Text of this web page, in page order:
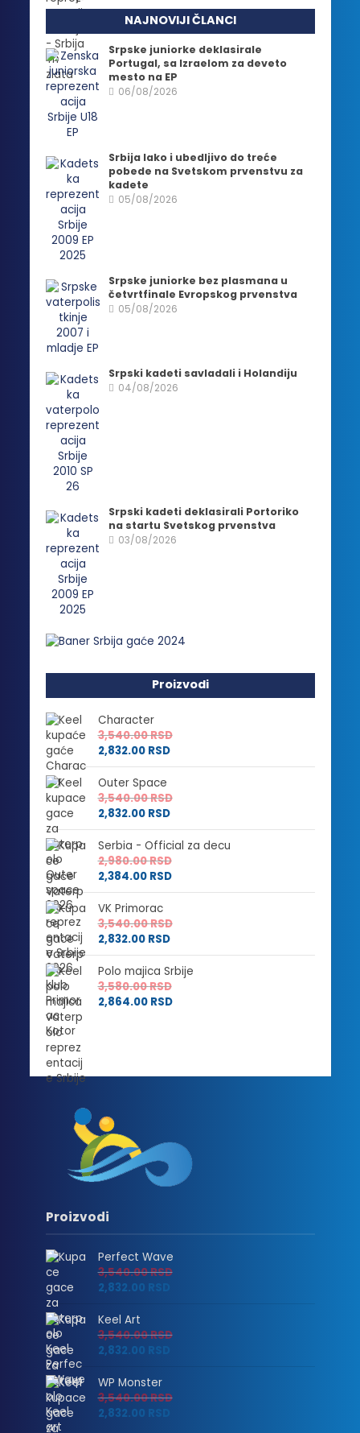
NAJNOVIJI ČLANCI
Srpske juniorke deklasirale
Portugal, sa Izraelom za deveto
mesto na EP
06/08/2026
Srbija lako i ubedljivo do treće
pobede na Svetskom prvenstvu za
kadete
05/08/2026
Srpske juniorke bez plasmana u
četvrtfinale Evropskog prvenstva
05/08/2026
Srpski kadeti savladali i Holandiju
04/08/2026
Srpski kadeti deklasirali Portoriko
na startu Svetskog prvenstva
03/08/2026
Proizvodi
Character
3,540.00RSD
2,832.00 RSD
Outer Space
3,540.00RSD
2,832.00 RSD
Serbia - Official za decu
2,980.00RSD
2,384.00 RSD
VK Primorac
3,540.00RSD
2,832.00 RSD
Polo majica Srbije
3,580.00RSD
2,864.00 RSD
Proizvodi
Perfect Wave
3,540.00RSD
2,832.00 RSD
Keel Art
3,540.00RSD
2,832.00 RSD
WP Monster
3,540.00RSD
2,832.00 RSD